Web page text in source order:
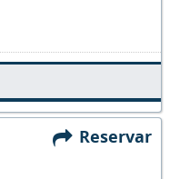
Reservar